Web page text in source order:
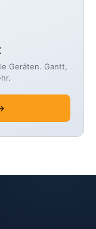
Geräten. Gantt,